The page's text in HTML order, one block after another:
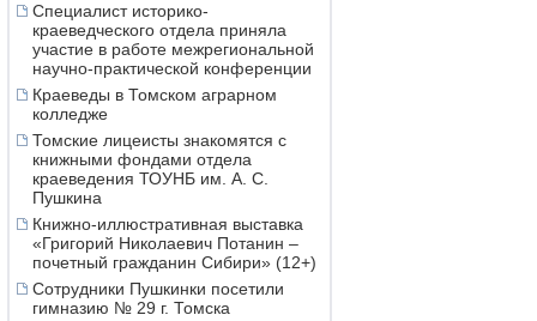
Специалист историко-
краеведческого отдела приняла
участие в работе межрегиональной
научно-практической конференции
Краеведы в Томском аграрном
колледже
Томские лицеисты знакомятся с
книжными фондами отдела
краеведения ТОУНБ им. А. С.
Пушкина
Книжно-иллюстративная выставка
«Григорий Николаевич Потанин –
почетный гражданин Сибири» (12+)
Сотрудники Пушкинки посетили
гимназию № 29 г. Томска